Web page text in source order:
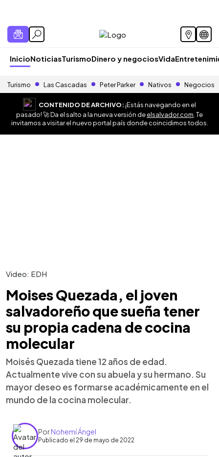
InicioNoticiasTurismoDinero y negociosVida
Turismo Las Cascadas Peter Parker Nativos Negocios
CONTENIDO DE ARCHIVO:¡Estás navegando en el
pasado! 🚀 Da el salto a la nueva versión deelsalvador.com . Te
invitamos a visitar el nuevo portal país donde coincidimos todos.
Video: EDH
Moises Quezada, el joven
salvadoreño que sueña tener
su propia cadena de cocina
molecular
Moisés Quezada tiene 12 años de edad.
Actualmente vive con su abuela y su hermano. Su
mayor deseo es formarse académicamente en el
mundo de la cocina molecular.
PorNohemí Ángel
Publicado el 29 de mayo de 2022